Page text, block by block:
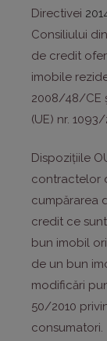
Directivei
Consiliului
de credit
imobile
2008/48/CE
(UE) nr. 1093/
Dispozițiile
contractelor
cumpărarea
credit ce
bun imobil
de un bun
modificări
50/2010
consumatori.